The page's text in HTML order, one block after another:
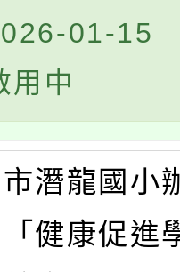
01-15
用中
潛龍國小
健康促進